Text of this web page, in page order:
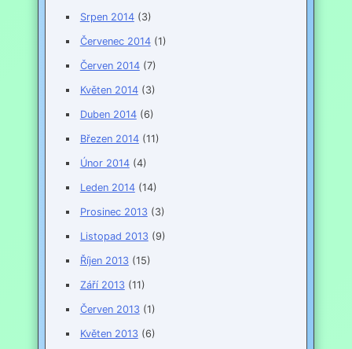
Srpen 2014(3)
Červenec 2014(1)
Červen 2014(7)
Květen 2014(3)
Duben 2014(6)
Březen 2014(11)
Únor 2014(4)
Leden 2014(14)
Prosinec 2013(3)
Listopad 2013(9)
Říjen 2013(15)
Září 2013(11)
Červen 2013(1)
Květen 2013(6)